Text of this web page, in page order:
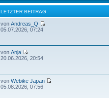
LETZTER BEITRAG
von Andreas_Q
05.07.2026, 07:24
von Anja
20.06.2026, 20:54
von Webike Japan
05.08.2026, 07:56